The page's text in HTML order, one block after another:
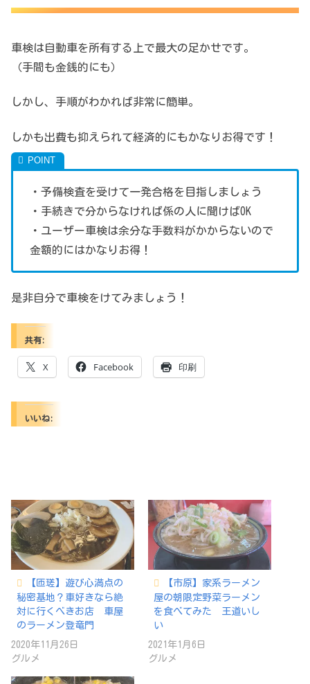
車検は自動車を所有する上で最大の足かせです。
（手間も金銭的にも）
しかし、手順がわかれば非常に簡単。
しかも出費も抑えられて経済的にもかなりお得です！
・予備検査を受けて一発合格を目指しましょう
・手続きで分からなければ係の人に聞けばOK
・ユーザー車検は余分な手数料がかからないので
金額的にはかなりお得！
是非自分で車検をけてみましょう！
共有:
X Facebook 印刷
いいね:
【匝瑳】遊び心満点の
秘密基地？車好きなら絶
対に行くべきお店 車屋
のラーメン登竜門
2020年11月26日
グルメ
【市原】家系ラーメン
屋の朝限定野菜ラーメン
を食べてみた 王道いし
い
2021年1月6日
グルメ